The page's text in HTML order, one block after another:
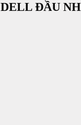
DELL ĐẦU